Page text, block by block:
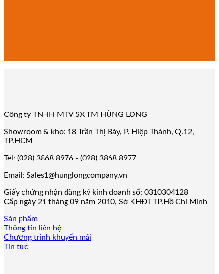
Công ty TNHH MTV SX TM HÙNG LONG
Showroom & kho: 18 Trần Thị Bảy, P. Hiệp Thành, Q.12,
TP.HCM
Tel: (028) 3868 8976 - (028) 3868 8977
Email: Sales1@hunglongcompany.vn
Giấy chứng nhận đăng ký kinh doanh số: 0310304128
Cấp ngày 21 tháng 09 năm 2010, Sở KHĐT TP.Hồ Chí Minh
Sản phẩm
Thông tin liên hệ
Chương trình khuyến mãi
Tin tức